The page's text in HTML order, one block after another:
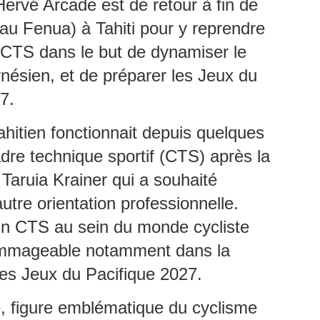
Arcade est de retour à fin de
Fenua) à Tahiti pour y reprendre
dans le but de dynamiser le
et de préparer les Jeux du
fonctionnait depuis quelques
technique sportif (CTS) après la
Krainer qui a souhaité
orientation professionnelle.
CTS au sein du monde cycliste
notamment dans la
Jeux du Pacifique 2027.
figure emblématique du cyclisme
La télévision France 4 consacre
une émission exceptionnelle au
pianiste/claviériste Martiniquais
Jean‑Claude Naimro, figure
majeure de la musique caribéenne
et pilier du groupe Kassav’.
MATHIEU MÉRANVILLE. Journaliste sportif
Martiniquais à France 3, et France info TV, et écrivain.
MÉRANVILLE. Journaliste sportif à France 3, et France info
et écrivain.
voix martiniquaise qui réécrit l’histoire du sport et des
en 1962 au Saint‑Esprit en Martinique, Mathieu Méranville s’est
comme l’un des journalistes sportifs les plus respectés de
Hermann Rose‑Elie : sa famille met fin aux rumeurs et
appelle au respect.
ROSE‑ELIE : la famille met fin aux rumeurs et appelle au
martiniquais Hermann Rose‑Elie, rédacteur en chef à RCI